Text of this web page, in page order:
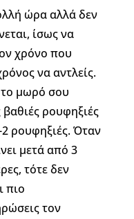
ώρα αλλά δεν
ίσως να
χρόνο που
να αντλείς.
το μωρό σου
ρουφηξιές
ρουφηξιές. Όταν
μετά από 3
τότε δεν
πιο
τον